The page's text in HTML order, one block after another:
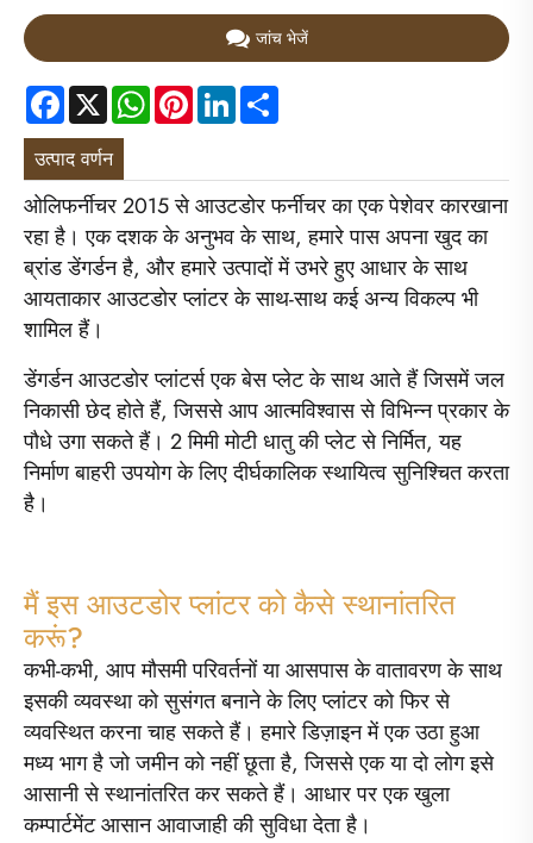
जांच भेजें
Facebook
X WhatsApp
PinterestLinkedIn
उत्पाद वर्णन
ओलिफर्नीचर 2015 से आउटडोर फर्नीचर का एक पेशेवर कारखाना
रहा है। एक दशक के अनुभव के साथ, हमारे पास अपना खुद का
ब्रांड डेंगर्डन है, और हमारे उत्पादों में उभरे हुए आधार के साथ
आयताकार आउटडोर प्लांटर के साथ-साथ कई अन्य विकल्प भी
शामिल हैं।
डेंगर्डन आउटडोर प्लांटर्स एक बेस प्लेट के साथ आते हैं जिसमें जल
निकासी छेद होते हैं, जिससे आप आत्मविश्वास से विभिन्न प्रकार के
पौधे उगा सकते हैं। 2 मिमी मोटी धातु की प्लेट से निर्मित, यह
निर्माण बाहरी उपयोग के लिए दीर्घकालिक स्थायित्व सुनिश्चित करता
है।
मैं इस आउटडोर प्लांटर को कैसे स्थानांतरित
करूं?
कभी-कभी, आप मौसमी परिवर्तनों या आसपास के वातावरण के साथ
इसकी व्यवस्था को सुसंगत बनाने के लिए प्लांटर को फिर से
व्यवस्थित करना चाह सकते हैं। हमारे डिज़ाइन में एक उठा हुआ
मध्य भाग है जो जमीन को नहीं छूता है, जिससे एक या दो लोग इसे
आसानी से स्थानांतरित कर सकते हैं। आधार पर एक खुला
कम्पार्टमेंट आसान आवाजाही की सुविधा देता है।